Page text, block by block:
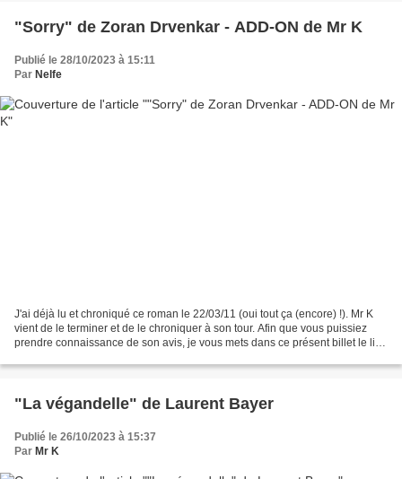
"Sorry" de Zoran Drvenkar - ADD-ON de Mr K
Publié le 28/10/2023 à 15:11
Par Nelfe
J'ai déjà lu et chroniqué ce roman le 22/03/11 (oui tout ça (encore) !). Mr K
vient de le terminer et de le chroniquer à son tour. Afin que vous puissiez
prendre connaissance de son avis, je vous mets dans ce présent billet le lien
"La végandelle" de Laurent Bayer
Publié le 26/10/2023 à 15:37
Par Mr K